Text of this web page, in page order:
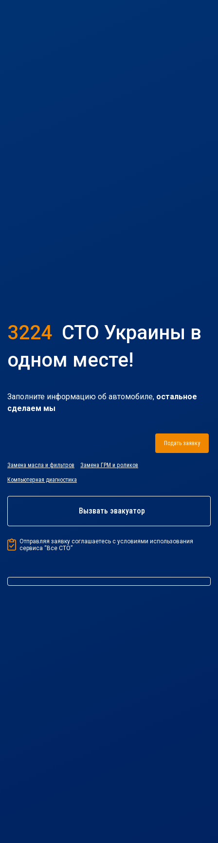
3224 СТО Украины в
одном месте!
Заполните информацию об автомобиле, остальное
сделаем мы
Подать заявку
Замена масла и фильтров Замена ГРМ и роликов
Компьютерная диагностика
Вызвать эвакуатор
Отправляя заявку соглашаетесь с условиями использования
сервиса “Все СТО”